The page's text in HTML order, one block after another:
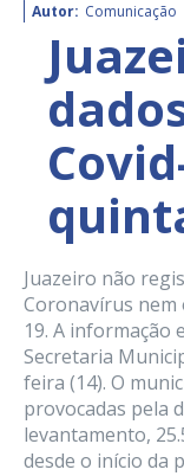
Autor: Comunicação
Juazeiro não
Coronavírus nem
19. A informação
Secretaria
feira (14). O
provocadas pela
levantamento,
desde o início da